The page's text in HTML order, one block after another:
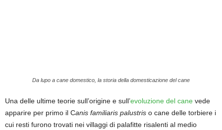
Da lupo a cane domestico, la storia della domesticazione del cane
Una delle ultime teorie sull’origine e sull’evoluzione del cane vede
apparire per primo il Canis familiaris palustris o cane delle torbiere i
cui resti furono trovati nei villaggi di palafitte risalenti al medio